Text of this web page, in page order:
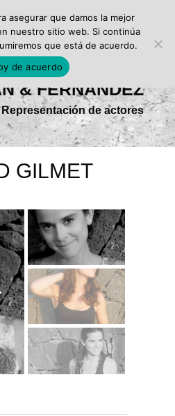
& FERNÁNDEZ
Representación de actores
GILMET
asegurar que damos la mejor
nuestro sitio web. Si continúa
que está de acuerdo.
de acuerdo